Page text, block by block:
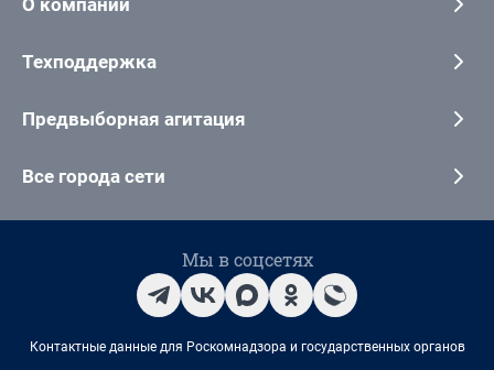
Техподдержка
Предвыборная агитация
Все города сети
Мы в соцсетях
Контактные данные для Роскомнадзора и государственных органов